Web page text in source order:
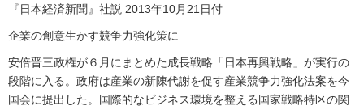
『日本経済新聞』社説 2013年10月21日付
企業の創意生かす競争力強化策に
安倍晋三政権が６月にまとめた成長戦略「日本再興戦略」が実行の
段階に入る。政府は産業の新陳代謝を促す産業競争力強化法案を今
国会に提出した。国際的なビジネス環境を整える国家戦略特区の関